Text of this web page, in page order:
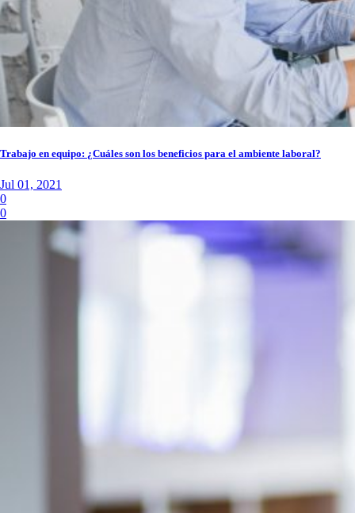
Trabajo en equipo: ¿Cuáles son los beneficios para el ambiente laboral?
Jul 01, 2021
0
0